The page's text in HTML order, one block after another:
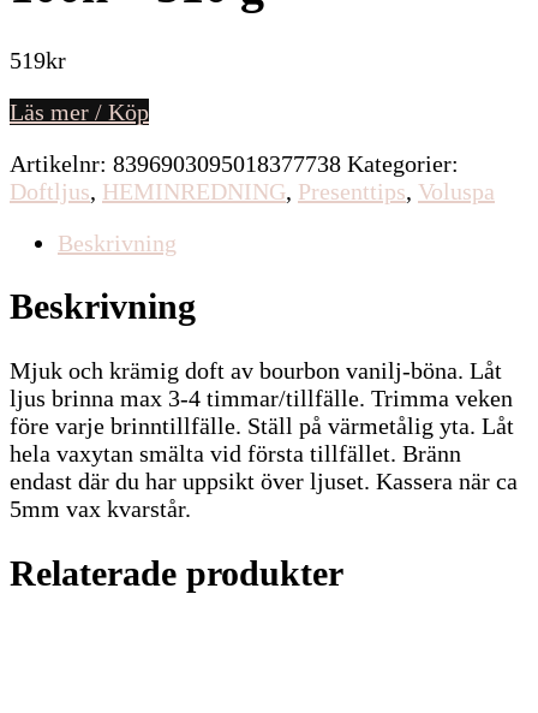
519kr
Läs mer / Köp
Artikelnr: 8396903095018377738 Kategorier:
Doftljus, HEMINREDNING, Presenttips, Voluspa
Beskrivning
Beskrivning
Mjuk och krämig doft av bourbon vanilj-böna. Låt
ljus brinna max 3-4 timmar/tillfälle. Trimma veken
före varje brinntillfälle. Ställ på värmetålig yta. Låt
hela vaxytan smälta vid första tillfället. Bränn
endast där du har uppsikt över ljuset. Kassera när ca
5mm vax kvarstår.
Relaterade produkter